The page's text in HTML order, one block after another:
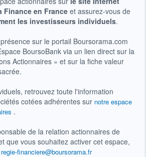
PER ESTIMÉ
2026
-
DATE
DERNIER
DIVIDENDE
-
+ PORTEFEUILLE + LISTE
Finance en France et assurez-vous de
les investisseurs individuels.
sur le portail Boursorama.com
BoursoBank via un lien direct sur la
Actionnaires » et sur la fiche valeur
retrouvez toute l'information
cotées adhérentes sur notre espace
.
de la relation actionnaires de
que vous souhaitez activer cet espace,
regie-financiere@boursorama.fr